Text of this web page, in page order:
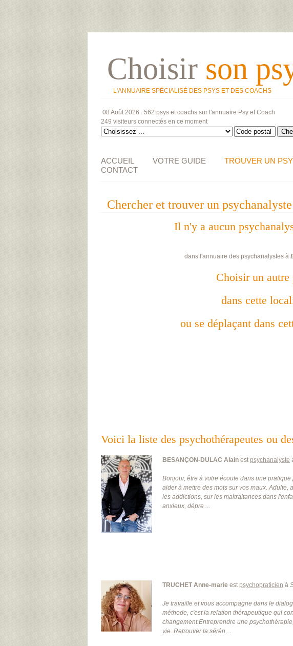
Choisir son
L'ANNUAIRE SPÉCIALISÉ DES PSYS ET DES COACHS
08 Août 2026 : 562 psys et coachs sur l'annuaire Psy et Coach
249 visiteurs connectés en ce moment
ACCUEIL VOTRE GUIDE TROUVER UN
CONTACT
Chercher et trouver un
Il n'y a aucun
dans l'annuaire des psychanalystes à
Choisir un autre
dans cette
ou se déplaçant dans
Voici la liste des psychothérapeutes ou
BESANÇON-DULAC Alain estpsychanalyste
Bonjour, être à votre écoute dans une
aider à mettre des mots sur vos maux.
les addictions, sur les maltraitances dans
anxieux, dépre ...
TRUCHET Anne-marie estpsychopraticien à
Je travaille et vous accompagne dans le
méthode, c'est la relation thérapeutique qui
changement.Entreprendre une
vie. Retrouver la sérén ...